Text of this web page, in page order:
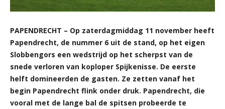
PAPENDRECHT – Op zaterdagmiddag 11 november heeft
Papendrecht, de nummer 6 uit de stand, op het eigen
Slobbengors een wedstrijd op het scherpst van de
snede verloren van koploper Spijkenisse. De eerste
helft domineerden de gasten. Ze zetten vanaf het
begin Papendrecht flink onder druk. Papendrecht, die
vooral met de lange bal de spitsen probeerde te